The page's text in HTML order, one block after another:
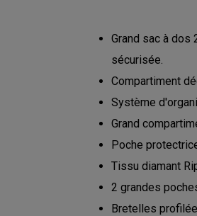
Grand sac à
sécurisée.
Compartiment
Système
Grand
Poche
Tissu diamant
2 grandes
Bretelles